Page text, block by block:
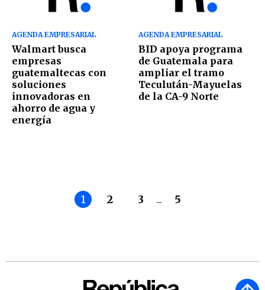
AGENDA EMPRESARIAL
Walmart busca
empresas
guatemaltecas con
soluciones
innovadoras en
ahorro de agua y
energía
AGENDA EMPRESARIAL
BID apoya programa
de Guatemala para
ampliar el tramo
Teculután-Mayuelas
de la CA-9 Norte
1 2 3 ... 5